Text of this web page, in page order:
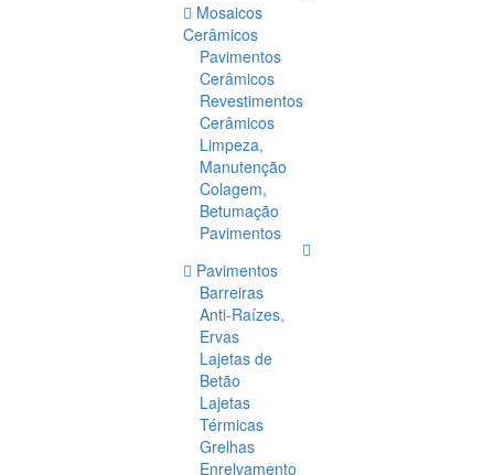
Mosaicos
Cerâmicos
Pavimentos
Cerâmicos
Revestimentos
Cerâmicos
Limpeza,
Manutenção
Colagem,
Betumação
Pavimentos
Pavimentos
Barreiras
Anti-Raízes,
Ervas
Lajetas de
Betão
Lajetas
Térmicas
Grelhas
Enrelvamento